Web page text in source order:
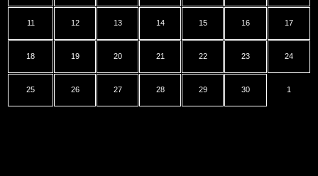
11 12 13 14 15 16 17
18 19 20 21 22 23 24
25 26 27 28 29 30 1